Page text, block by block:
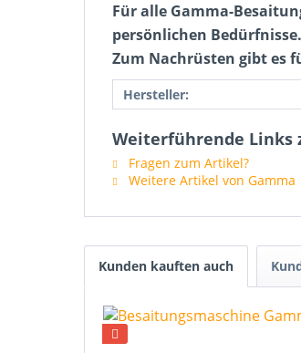
Für alle Gamma-
persönlichen Bedürfnisse.
Zum Nachrüsten gibt es
Hersteller:
Weiterführende Links
Fragen zum Artikel?
Weitere Artikel von Gamma
Kunden kauften auch